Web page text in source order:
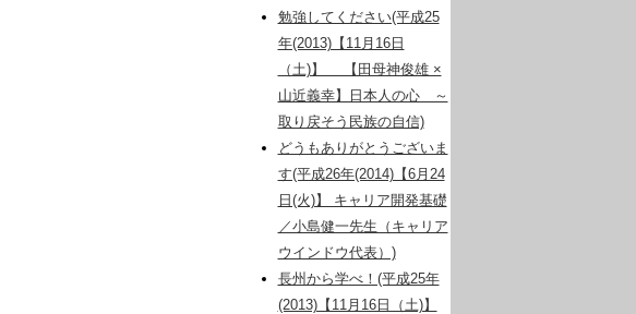
勉強してください(平成25
年(2013)【11月16日
（土)】 【田母神俊雄 ×
山近義幸】日本人の心 ～
取り戻そう民族の自信)
どうもありがとうございま
す(平成26年(2014)【6月24
日(火)】 キャリア開発基礎
／小島健一先生（キャリア
ウインドウ代表）)
長州から学べ！(平成25年
(2013)【11月16日（土)】